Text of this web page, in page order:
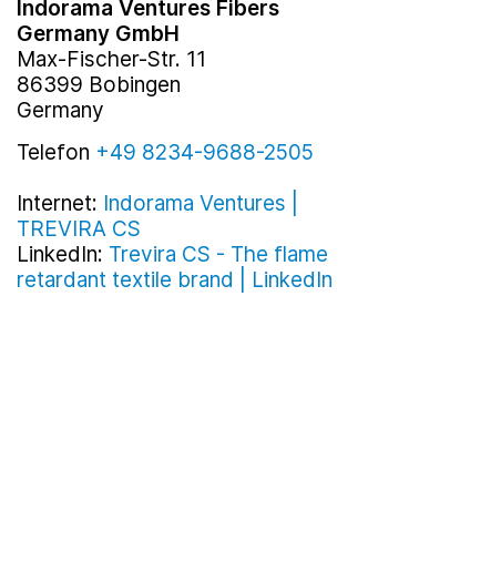
Indorama Ventures Fibers
Germany GmbH
Max-Fischer-Str. 11
86399 Bobingen
Germany
Telefon +49 8234-9688-2505
Internet: Indorama Ventures |
TREVIRA CS
LinkedIn: Trevira CS - The flame
retardant textile brand | LinkedIn